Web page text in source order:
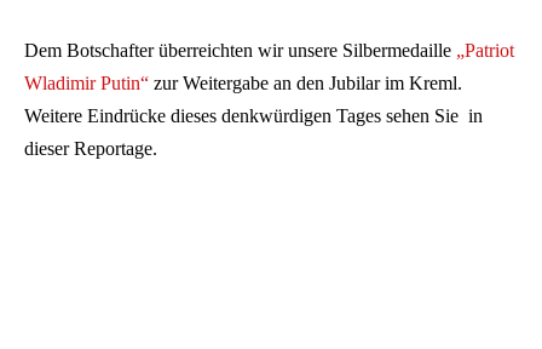
Dem Botschafter überreichten wir unsere Silbermedaille „Patriot
Wladimir Putin“ zur Weitergabe an den Jubilar im Kreml.
Weitere Eindrücke dieses denkwürdigen Tages sehen Sie in
dieser Reportage.